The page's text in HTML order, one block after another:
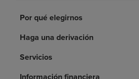
Recursos de salud
Por qué elegirnos
Haga una derivación
Servicios